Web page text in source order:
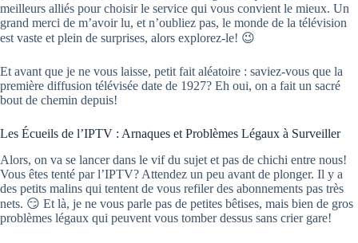
meilleurs alliés pour choisir le service qui vous convient le mieux. Un
grand merci de m’avoir lu, et n’oubliez pas, le monde de la télévision
est vaste et plein de surprises, alors explorez-le! 😉
Et avant que je ne vous laisse, petit fait aléatoire : saviez-vous que la
première diffusion télévisée date de 1927? Eh oui, on a fait un sacré
bout de chemin depuis!
Les Écueils de l’IPTV : Arnaques et Problèmes Légaux à Surveiller
Alors, on va se lancer dans le vif du sujet et pas de chichi entre nous!
Vous êtes tenté par l’IPTV? Attendez un peu avant de plonger. Il y a
des petits malins qui tentent de vous refiler des abonnements pas très
nets. 😏 Et là, je ne vous parle pas de petites bêtises, mais bien de gros
problèmes légaux qui peuvent vous tomber dessus sans crier gare!